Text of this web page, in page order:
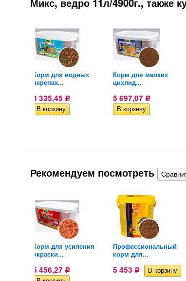
Корм для водных
черепах...
3 335,45 Р
Корм для мелких
цихлид...
5 697,07 Р
Рекомендуем посмотреть
Корм для усиления
окраски...
5 456,27 Р
Профессиональный
корм для...
5 453 Р